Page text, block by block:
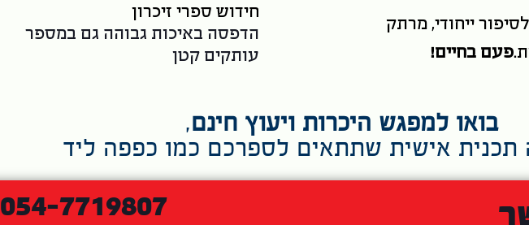
חידוש ספרי זיכרון
הדפסה באיכות גבוהה גם במספר
עותקים קטן
ייחודי, מרתק
פעם בחיים!
בואו למפגש היכרות ויעוץ חינם,
תכנית אישית שתתאים לספרכם כמו כפפה ליד
054-7719807